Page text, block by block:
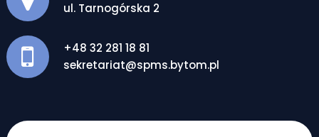
ul. Tarnogórska 2
+48 32 281 18 81
sekretariat@spms.bytom.pl